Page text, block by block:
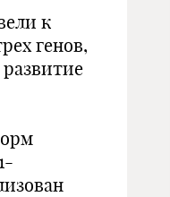
к
генов,